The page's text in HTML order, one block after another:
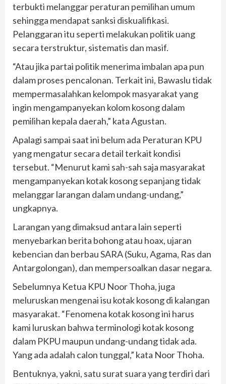
terbukti melanggar peraturan pemilihan umum
sehingga mendapat sanksi diskualifikasi.
Pelanggaran itu seperti melakukan politik uang
secara terstruktur, sistematis dan masif.
“Atau jika partai politik menerima imbalan apa pun
dalam proses pencalonan. Terkait ini, Bawaslu tidak
mempermasalahkan kelompok masyarakat yang
ingin mengampanyekan kolom kosong dalam
pemilihan kepala daerah,” kata Agustan.
Apalagi sampai saat ini belum ada Peraturan KPU
yang mengatur secara detail terkait kondisi
tersebut. “Menurut kami sah-sah saja masyarakat
mengampanyekan kotak kosong sepanjang tidak
melanggar larangan dalam undang-undang,”
ungkapnya.
Larangan yang dimaksud antara lain seperti
menyebarkan berita bohong atau hoax, ujaran
kebencian dan berbau SARA (Suku, Agama, Ras dan
Antargolongan), dan mempersoalkan dasar negara.
Sebelumnya Ketua KPU Noor Thoha, juga
meluruskan mengenai isu kotak kosong di kalangan
masyarakat. “Fenomena kotak kosong ini harus
kami luruskan bahwa terminologi kotak kosong
dalam PKPU maupun undang-undang tidak ada.
Yang ada adalah calon tunggal,” kata Noor Thoha.
Bentuknya, yakni, satu surat suara yang terdiri dari